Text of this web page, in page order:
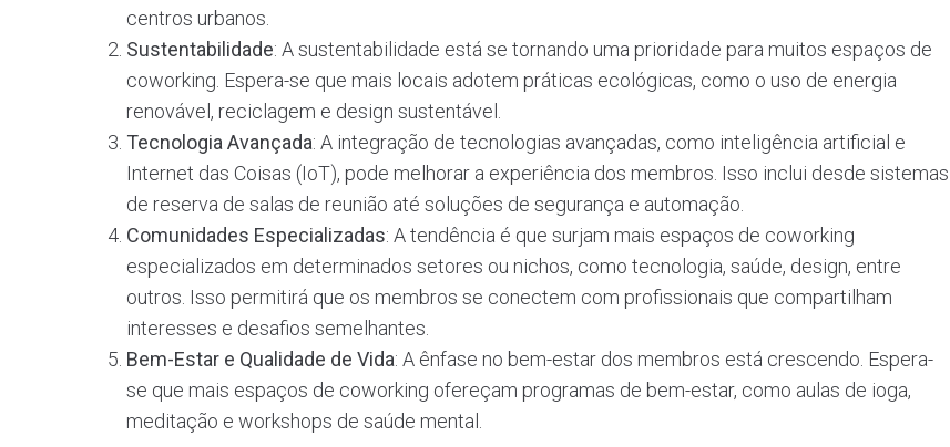
centros urbanos.
Sustentabilidade: A sustentabilidade está se tornando uma prioridade para muitos espaços de
coworking. Espera-se que mais locais adotem práticas ecológicas, como o uso de energia
renovável, reciclagem e design sustentável.
Tecnologia Avançada: A integração de tecnologias avançadas, como inteligência artificial e
Internet das Coisas (IoT), pode melhorar a experiência dos membros. Isso inclui desde sistemas
de reserva de salas de reunião até soluções de segurança e automação.
Comunidades Especializadas: A tendência é que surjam mais espaços de coworking
especializados em determinados setores ou nichos, como tecnologia, saúde, design, entre
outros. Isso permitirá que os membros se conectem com profissionais que compartilham
interesses e desafios semelhantes.
Bem-Estar e Qualidade de Vida: A ênfase no bem-estar dos membros está crescendo. Espera-
se que mais espaços de coworking ofereçam programas de bem-estar, como aulas de ioga,
meditação e workshops de saúde mental.